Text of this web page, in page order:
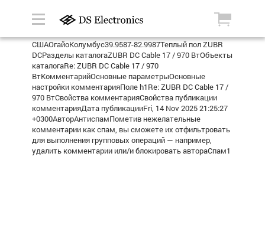
СШАОгайоКолумбус39.9587-82.9987Теплый пол ZUBR
DCРазделы каталогаZUBR DC Cable 17 / 970 ВтОбъекты
каталогаRe: ZUBR DC Cable 17 / 970
ВтКомментарийОсновные параметрыОсновные
настройки комментарияПоле h1Re: ZUBR DC Cable 17 /
970 ВтСвойства комментарияСвойства публикации
комментарияДата публикацииFri, 14 Nov 2025 21:25:27
+0300АвторАнтиспамПометив нежелательные
комментарии как спам, вы сможете их отфильтровать
для выполнения групповых операций — например,
удалить комментарии или/и блокировать автораСпам1